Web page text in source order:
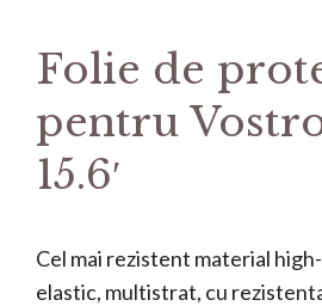
Folie de
pentru
15.6′
Cel mai rezistent material
elastic, multistrat, cu